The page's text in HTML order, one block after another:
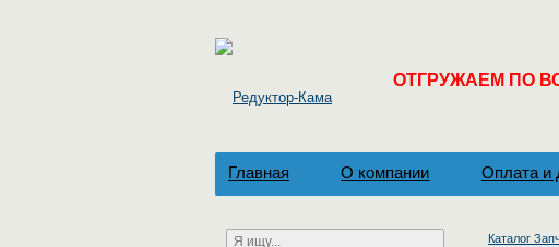
ОТГРУЖАЕМ ПО
Главная О компании Оплата и
Каталог